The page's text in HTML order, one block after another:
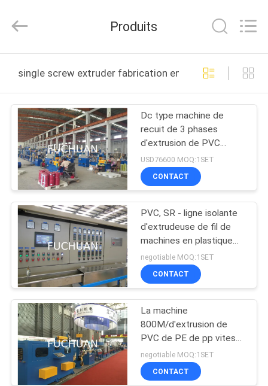
PRODUITS
VIDÉOS
LE
SPECTACLE
VR
PROPOS
DE
NOUS
VISITE
Electrical
All
Reserved.
Produits
single screw extruder fabrication en ligne
Dc type machine de
recuit de 3 phases
d'extrusion de PVC
expulsent fil de bâtiment
de la BV
USD76600 MOQ:1SET
CONTACT
PVC, SR - ligne isolante
d'extrudeuse de fil de
machines en plastique
d'extrusion de PVC
negotiable MOQ:1SET
CONTACT
La machine
800M/d'extrusion de
PVC de PE de pp vitesse
linéaire minimum pour le
fil de noyau expulsent
negotiable MOQ:1SET
CONTACT